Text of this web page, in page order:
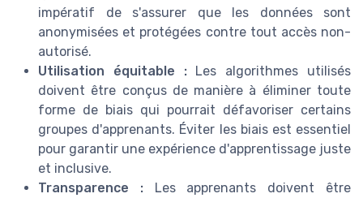
impératif de s'assurer que les données sont
anonymisées et protégées contre tout accès non-
autorisé.
Utilisation équitable :Les algorithmes utilisés
doivent être conçus de manière à éliminer toute
forme de biais qui pourrait défavoriser certains
groupes d'apprenants. Éviter les biais est essentiel
pour garantir une expérience d'apprentissage juste
et inclusive.
Transparence :Les apprenants doivent être